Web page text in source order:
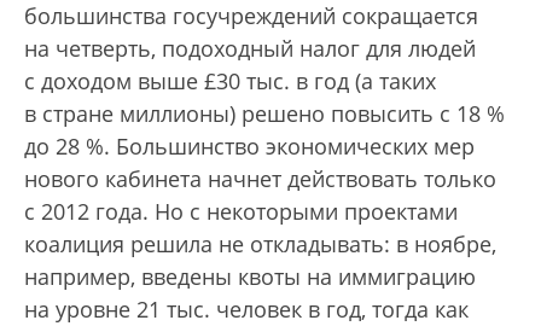
большинства госучреждений сокращается
на четверть, подоходный налог для людей
с доходом выше £30 тыс. в год (а таких
в стране миллионы) решено повысить с 18 %
до 28 %. Большинство экономических мер
нового кабинета начнет действовать только
с 2012 года. Но с некоторыми проектами
коалиция решила не откладывать: в ноябре,
например, введены квоты на иммиграцию
на уровне 21 тыс. человек в год, тогда как